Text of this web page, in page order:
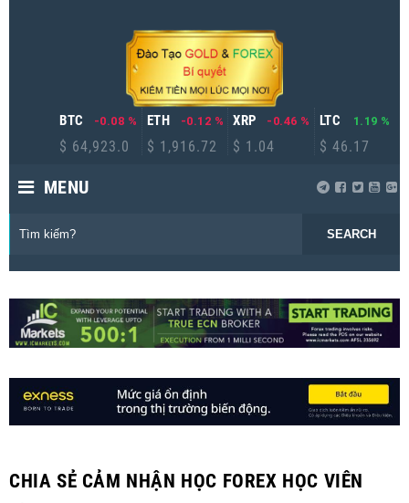
BTC
$ 64,923.0
-0.08 %
ETH
$ 1,916.72
-0.12 %
XRP
$ 1.04
-0.46 %
LTC
$ 46.17
1.19 %
SEARCH
MENU
CHIA SẺ CẢM NHẬN HỌC FOREX HỌC VIÊN